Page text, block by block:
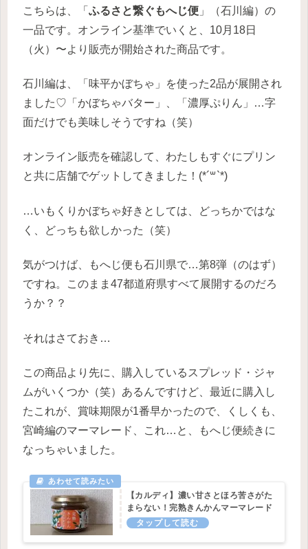
こちらは、「 ふるさと繋ぐもへじ便 」（石川編）の
一品です。オンライン基準でいくと、10月18日
（火）〜より販売が開始された商品です。
石川編は、「味平かぼちゃ」を使った2品が展開され
ました♡「かぼちゃバター」、「濃厚ぷりん」…字
面だけでも美味しそうですね（笑）
オンライン販売を確認して、わたしもすぐにプリン
と共に店舗でゲットしてきました！(*´꒳`*)
…いもくりかぼちゃ好きとしては、どっちかではな
く、どっちも欲しかった（笑）
気がつけば、もへじ便も石川県で…第8弾（のはず）
ですね。このまま47都道府県すべて展開するのだろ
うか？？
それはさておき…
この商品より先に、購入しているスプレッド・ジャ
ムがいくつか（笑）あるんですけど、最近に購入し
たこれが、賞味期限が1番早かったので、くしくも、
宮崎編のマーマレード、これ…と、もへじ便続きに
なっちゃいました。
【カルディ】濃い甘さとほろ苦さがた
まらない！完熟きんかんマーマレード